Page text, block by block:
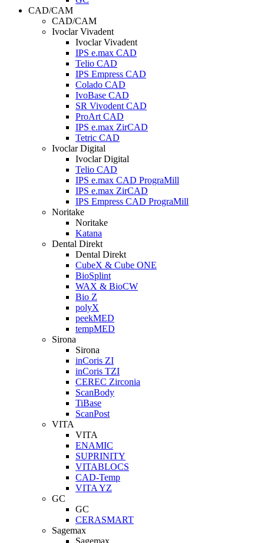
CAD/CAM
CAD/CAM
Ivoclar Vivadent
Ivoclar Vivadent
IPS e.max CAD
Telio CAD
IPS Empress CAD
Colado CAD
IvoBase CAD
SR Vivodent CAD
ProArt CAD
IPS e.max ZirCAD
Tetric CAD
Ivoclar Digital
Ivoclar Digital
Telio CAD
IPS e.max CAD PrograMill
IPS e.max ZirCAD
IPS Empress CAD PrograMill
Noritake
Noritake
Katana
Dental Direkt
Dental Direkt
CubeX & Cube ONE
BioSplint
WAX & BioCW
Bio Z
polyX
peekMED
tempMED
Sirona
Sirona
inCoris ZI
inCoris TZI
CEREC Zirconia
ScanBody
TiBase
ScanPost
VITA
VITA
ENAMIC
SUPRINITY
VITABLOCS
CAD-Temp
VITA YZ
GC
GC
CERASMART
Sagemax
Sagemax